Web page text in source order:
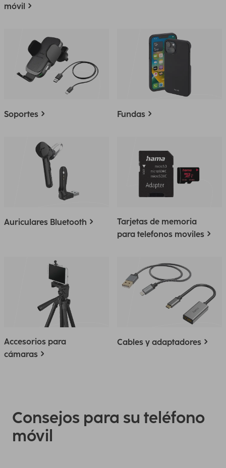
móvil
Soportes Fundas
Auriculares Bluetooth
Tarjetas de memoria
para telefonos moviles
Accesorios para
cámaras
Cables y adaptadores
Consejos para su teléfono
móvil